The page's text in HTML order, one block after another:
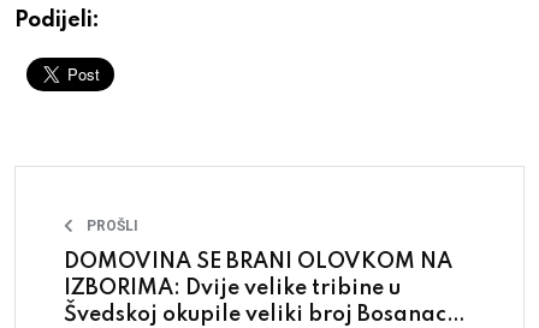
Podijeli:
PROŠLI
DOMOVINA SE BRANI OLOVKOM NA
IZBORIMA: Dvije velike tribine u
Švedskoj okupile veliki broj Bosanaca i